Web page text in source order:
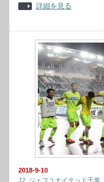
詳細を見る
2018-9-10
J2 ジェフユナイテッド千葉